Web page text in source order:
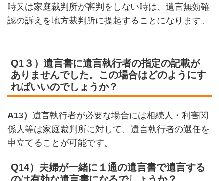
時又は家庭裁判所が審判をしない時は、遺言無効確
認の訴えを地方裁判所に提起することになります。
Q1３）遺言書に遺言執行者の指定の記載が
ありませんでした。この場合はどのようにす
ればいいのでしょうか？
A13） 遺言執行者が必要な場合には相続人・利害関
係人等は家庭裁判所に対して、遺言執行者の選任を
申立てることが可能です。
Q14）夫婦が一緒に１通の遺言書で遺言する